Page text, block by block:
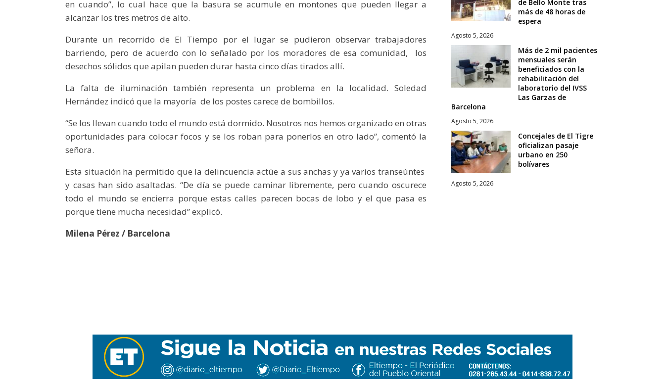
en cuando”, lo cual hace que la basura se acumule en montones que pueden llegar a
alcanzar los tres metros de alto.
Durante un recorrido de El Tiempo por el lugar se pudieron observar trabajadores
barriendo, pero de acuerdo con lo señalado por los moradores de esa comunidad, los
desechos sólidos que apilan pueden durar hasta cinco días tirados allí.
La falta de iluminación también representa un problema en la localidad. Soledad
Hernández indicó que la mayoría de los postes carece de bombillos.
“Se los llevan cuando todo el mundo está dormido. Nosotros nos hemos organizado en otras
oportunidades para colocar focos y se los roban para ponerlos en otro lado”, comentó la
señora.
Esta situación ha permitido que la delincuencia actúe a sus anchas y ya varios transeúntes
y casas han sido asaltadas. “De día se puede caminar libremente, pero cuando oscurece
todo el mundo se encierra porque estas calles parecen bocas de lobo y el que pasa es
porque tiene mucha necesidad” explicó.
Milena Pérez / Barcelona
de Bello Monte tras
más de 48 horas de
espera
Agosto 5, 2026
Más de 2 mil pacientes
mensuales serán
beneficiados con la
rehabilitación del
laboratorio del IVSS
Las Garzas de
Barcelona
Agosto 5, 2026
Concejales de El Tigre
oficializan pasaje
urbano en 250
bolívares
Agosto 5, 2026